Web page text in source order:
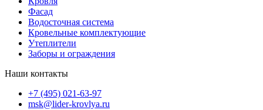
Фасад
Водосточная система
Кровельные комплектующие
Утеплители
Заборы и ограждения
Наши контакты
+7 (495) 021-63-97
msk@lider-krovlya.ru